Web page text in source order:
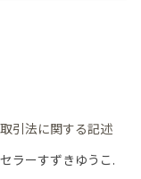
引法に関する記述
ラーすずきゆうこ.